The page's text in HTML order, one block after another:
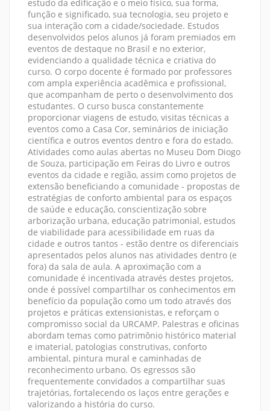
estudo da edificação e o meio físico, sua forma,
função e significado, sua tecnologia, seu projeto e
sua interação com a cidade/sociedade. Estudos
desenvolvidos pelos alunos já foram premiados em
eventos de destaque no Brasil e no exterior,
evidenciando a qualidade técnica e criativa do
curso. O corpo docente é formado por professores
com ampla experiência acadêmica e profissional,
que acompanham de perto o desenvolvimento dos
estudantes. O curso busca constantemente
proporcionar viagens de estudo, visitas técnicas a
eventos como a Casa Cor, seminários de iniciação
científica e outros eventos dentro e fora do estado.
Atividades como aulas abertas no Museu Dom Diogo
de Souza, participação em Feiras do Livro e outros
eventos da cidade e região, assim como projetos de
extensão beneficiando a comunidade - propostas de
estratégias de conforto ambiental para os espaços
de saúde e educação, conscientização sobre
arborização urbana, educação patrimonial, estudos
de viabilidade para acessibilidade em ruas da
cidade e outros tantos - estão dentre os diferenciais
apresentados pelos alunos nas atividades dentro (e
fora) da sala de aula. A aproximação com a
comunidade é incentivada através destes projetos,
onde é possível compartilhar os conhecimentos em
benefício da população como um todo através dos
projetos e práticas extensionistas, e reforçam o
compromisso social da URCAMP. Palestras e oficinas
abordam temas como patrimônio histórico material
e imaterial, patologias construtivas, conforto
ambiental, pintura mural e caminhadas de
reconhecimento urbano. Os egressos são
frequentemente convidados a compartilhar suas
trajetórias, fortalecendo os laços entre gerações e
valorizando a história do curso.